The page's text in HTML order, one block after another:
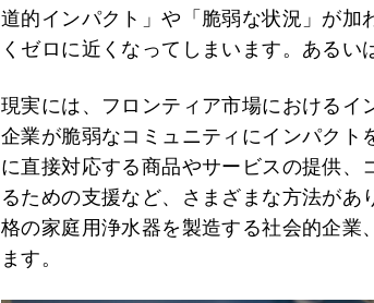
道的インパクト」や「脆弱な状況」が加
くゼロに近くなってしまいます。あるい
現実には、フロンティア市場におけるイ
企業が脆弱なコミュニティにインパクト
に直接対応する商品やサービスの提供、
るための支援など、さまざまな方法があ
格の家庭用浄水器を製造する社会的企業、
ます。